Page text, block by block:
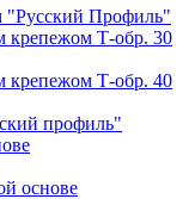
Профиль"
крепежом Т-обр. 30
крепежом Т-обр. 40
профиль"
основе